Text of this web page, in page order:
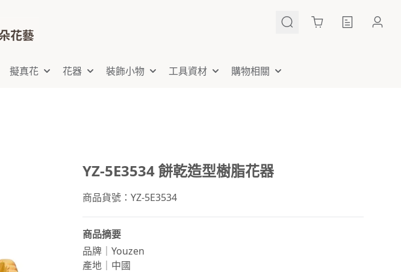
Cart
擬真花 花器 裝飾小物 工具資材 購物相關
YZ-5E3534 餅乾造型樹脂花器
商品貨號：YZ-5E3534
商品摘要
品牌｜Youzen
產地｜中國